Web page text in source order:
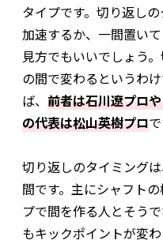
タイプです。切り返し
加速するか、一間置い
見方でもいいでしょう
の間で変わるというわ
ば、 前者は石川遼プロ
の代表は松山英樹プロで
切り返しのタイミング
間です。主にシャフト
プで間を作る人とそう
もキックポイントが変